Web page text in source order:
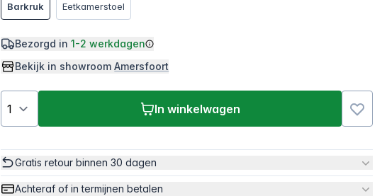
Barkruk
Eetkamerstoel
Bezorgd in 1-2 werkdagen
Bekijk in showroomAmersfoort
In winkelwagen
Gratis retour binnen 30 dagen
Achteraf of in termijnen betalen